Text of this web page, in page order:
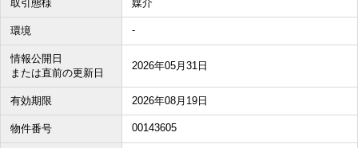
取引態様 媒介
環境 -
情報公開日
または直前の更新日
2026年05月31日
有効期限 2026年08月19日
物件番号 00143605